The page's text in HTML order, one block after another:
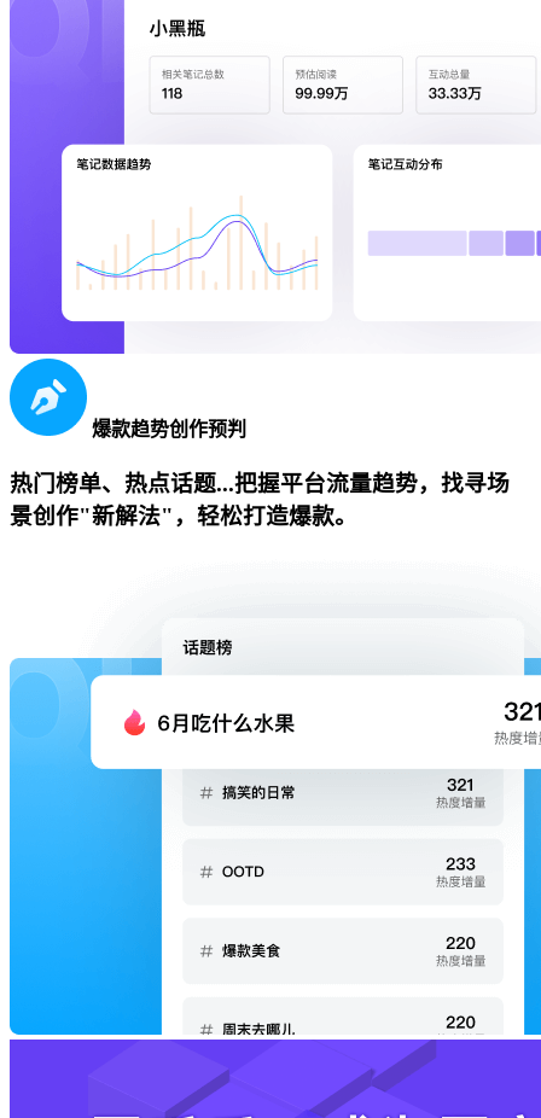
爆款趋势创作预判
热门榜单、热点话题...把握平台流量趋势，找寻场
景创作"新解法"，轻松打造爆款。